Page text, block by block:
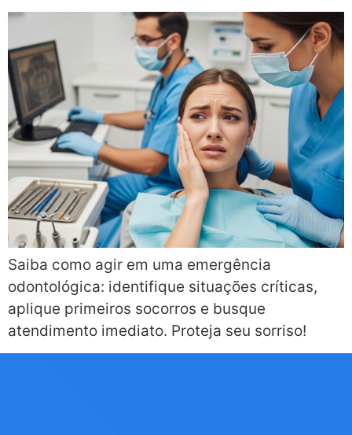
Saiba como agir em uma emergência
odontológica: identifique situações críticas,
aplique primeiros socorros e busque
atendimento imediato. Proteja seu sorriso!